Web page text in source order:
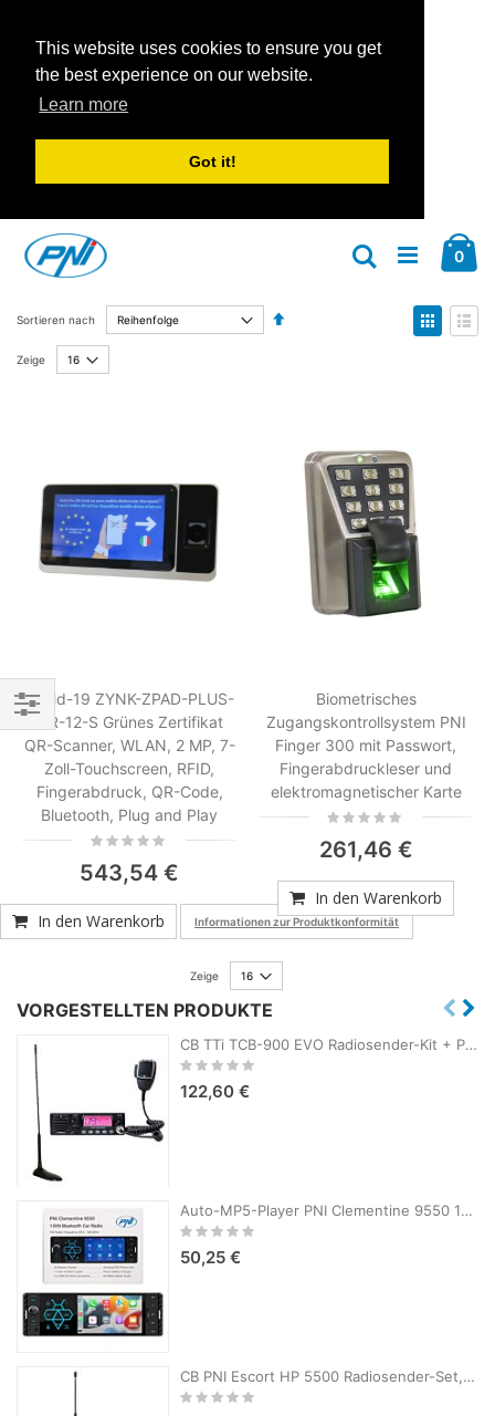
This website uses cookies to ensure you get
the best experience on our website.
Learn more
Got it!
Inhalt
springen
0
Suche
Sortieren nach
Anzeigen
als
Zeige
Covid-19 ZYNK-ZPAD-PLUS-
QR-12-S Grünes Zertifikat
QR-Scanner, WLAN, 2 MP, 7-
Zoll-Touchscreen, RFID,
Fingerabdruck, QR-Code,
Bluetooth, Plug and Play
Rating:
543,54 €
In den Warenkorb Informationen zur Produktkonformität
Biometrisches
Zugangskontrollsystem PNI
Finger 300 mit Passwort,
Fingerabdruckleser und
elektromagnetischer Karte
Rating:
261,46 €
In den Warenkorb
Zeige
Einkaufsoptionen
VORGESTELLTEN PRODUKTE
CB TTi TCB-900 EVO Radiosender-Kit + PNI Extra 45 CB-Antenne mit Magnet
Rating:
122,60 €
Auto-MP5-Player PNI Clementine 9550 1DIN-Display 4 Zoll 50Wx4, Bluetooth, UKW-Radio, Carplay, RDS-Funktion
Rating:
50,25 €
CB PNI Escort HP 5500 Radiosender-Set, 4 W, 12 V/24 V, ASQ und PNI Extra 40 CB-Antenne, SWR 1,0, Glasfaser, mit Magnet
Rating: